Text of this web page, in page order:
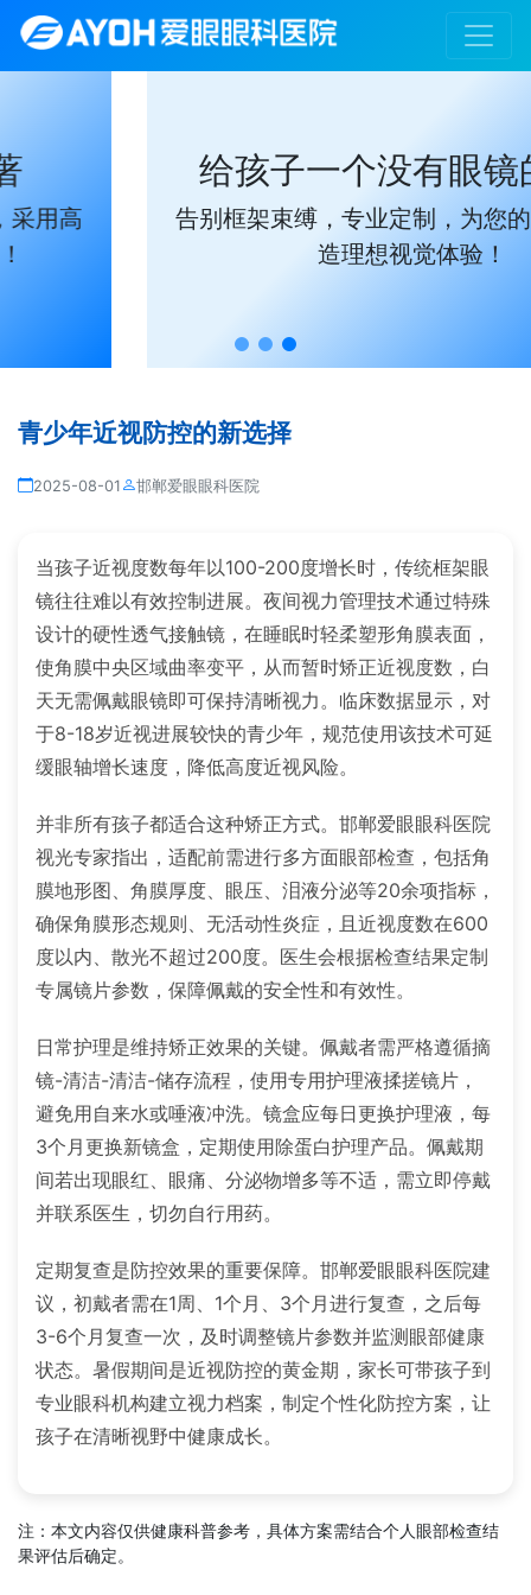
给孩子一个没有眼镜的未来
告别框架束缚，专业定制，为您的孩子量身打
造理想视觉体验！
青少年近视防控的新选择
2025-08-01 邯郸爱眼眼科医院
当孩子近视度数每年以100-200度增长时，传统框架眼
镜往往难以有效控制进展。夜间视力管理技术通过特殊
设计的硬性透气接触镜，在睡眠时轻柔塑形角膜表面，
使角膜中央区域曲率变平，从而暂时矫正近视度数，白
天无需佩戴眼镜即可保持清晰视力。临床数据显示，对
于8-18岁近视进展较快的青少年，规范使用该技术可延
缓眼轴增长速度，降低高度近视风险。
并非所有孩子都适合这种矫正方式。邯郸爱眼眼科医院
视光专家指出，适配前需进行多方面眼部检查，包括角
膜地形图、角膜厚度、眼压、泪液分泌等20余项指标，
确保角膜形态规则、无活动性炎症，且近视度数在600
度以内、散光不超过200度。医生会根据检查结果定制
专属镜片参数，保障佩戴的安全性和有效性。
日常护理是维持矫正效果的关键。佩戴者需严格遵循摘
镜-清洁-清洁-储存流程，使用专用护理液揉搓镜片，
避免用自来水或唾液冲洗。镜盒应每日更换护理液，每
3个月更换新镜盒，定期使用除蛋白护理产品。佩戴期
间若出现眼红、眼痛、分泌物增多等不适，需立即停戴
并联系医生，切勿自行用药。
定期复查是防控效果的重要保障。邯郸爱眼眼科医院建
议，初戴者需在1周、1个月、3个月进行复查，之后每
3-6个月复查一次，及时调整镜片参数并监测眼部健康
状态。暑假期间是近视防控的黄金期，家长可带孩子到
专业眼科机构建立视力档案，制定个性化防控方案，让
孩子在清晰视野中健康成长。
注：本文内容仅供健康科普参考，具体方案需结合个人眼部检查结
果评估后确定。